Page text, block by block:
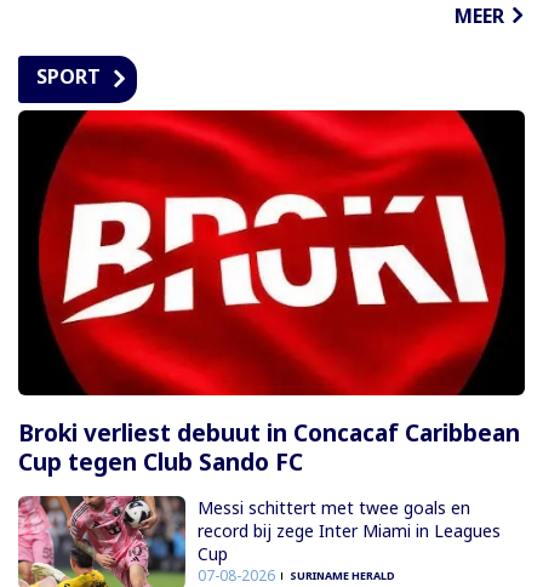
MEER
SPORT
Broki verliest debuut in Concacaf Caribbean
Cup tegen Club Sando FC
Messi schittert met twee goals en
record bij zege Inter Miami in Leagues
Cup
07-08-2026 SURINAME HERALD